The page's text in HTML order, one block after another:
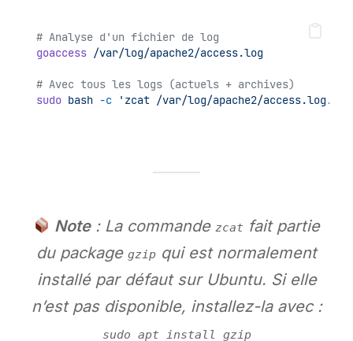
# Analyse d'un fichier de log
goaccess /var/log/apache2/access.log
# Avec tous les logs (actuels + archives)
sudo bash -c 'zcat /var/log/apache2/
Note: La commande zcat fait partie
du package gzip qui est normalement
installé par défaut sur Ubuntu. Si elle
n’est pas disponible, installez-la avec :
sudo apt install gzip